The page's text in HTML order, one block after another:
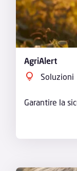
AgriAlert
Soluzioni
Garantire la